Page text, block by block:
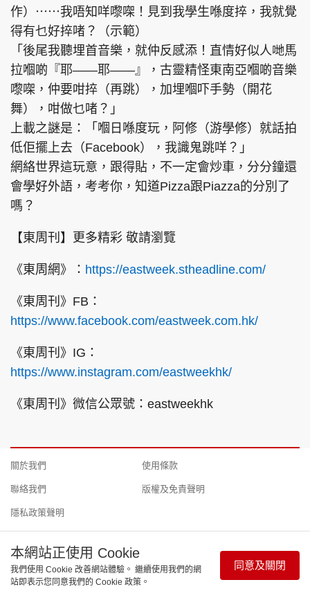
作）⋯⋯我唔知咩嚟㗎！見到我學生喺度捽，我就覺
得有乜好捽啫？（示範）
「後尾我聽埋首音樂，就仲反感添！直情好似人哋馬
拉嗰啲『耶——耶——』，古靈精怪東南亞嗰啲音樂
嚟㗎，仲要咁捽（再跳），加埋嗰吓手勢（開花
舞），咁做乜啫？」
上載之謎是：「嗰日喺度玩，阿修（游學修）就話拍
低佢擺上去（Facebook），我識鬼跳咩？」
網絡世界這玩意，跟得貼，不一定會炒車，分分鐘還
會學好外語，考考你，知道Pizza跟Piazza的分別了
嗎？
【東周刊】更多精彩 敬請瀏覽
《東周網》： https://eastweek.stheadline.com/
《東周刊》FB：
https://www.facebook.com/eastweek.com.hk/
《東周刊》IG：
https://www.instagram.com/eastweekhk/
《東周刊》微信公眾號：eastweekhk
關於我們
聯絡我們
隱私政策聲明
使用條款
版權及免責聲明
Copyright © 東周網 版權所有 . 不得轉載 ©Eastweek.com.hk. All
rights reserved.
本網站正使用 Cookie
我們使用 Cookie 改善網站體驗。 繼續使用我們的網
站即表示您同意我們的 Cookie 政策。
同意及關閉